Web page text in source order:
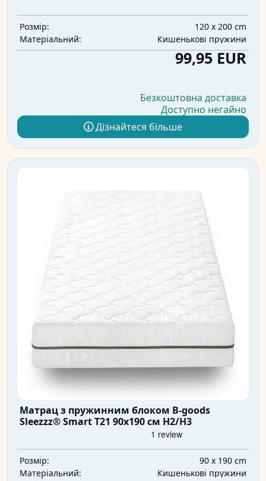
Розмір:
120 x 200 cm
Матеріальний:
Кишенькові пружини
99,95 EUR
Безкоштовна доставка
Доступно негайно
Дізнайтеся більше
Матрац з пружинним блоком B-goods
Sleezzz® Smart T21 90x190 см H2/H3
Розмір:
90 x 190 cm
Матеріальний:
Кишенькові пружини